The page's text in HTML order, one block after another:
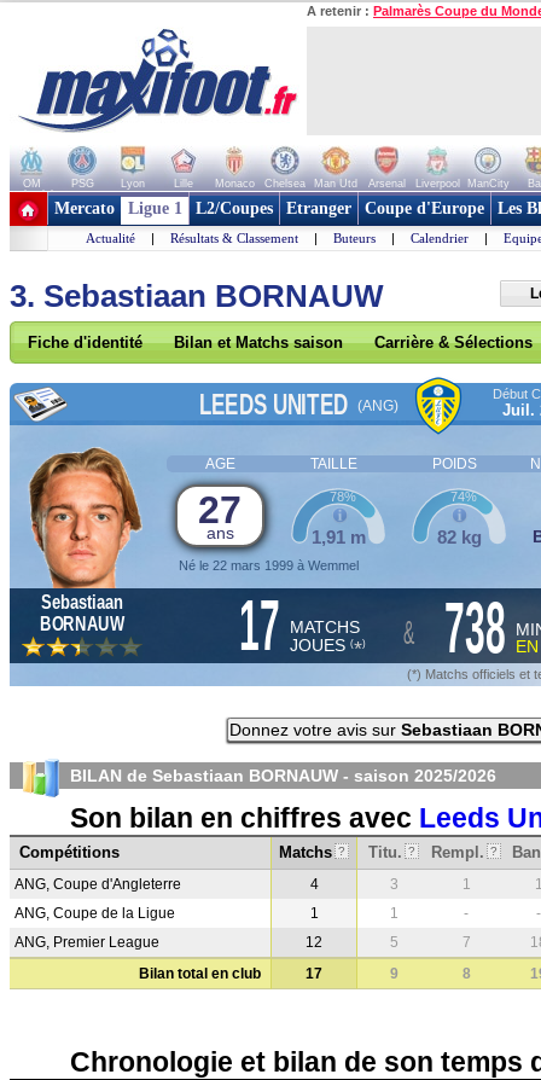
A retenir : Palmarès Coupe du
OM PSG Lyon Lille Monaco Chelsea Man Utd Arsenal Liverpool ManCity
+ de clubs
Mercato Ligue 1 L2/Coupes Etranger Coupe d'Europe Les
Actualité | Résultats & Classement | Buteurs | Calendrier |
3. Sebastiaan BORNAUW
Fiche d'identité Bilan et Matchs saison Carrière & Sélections
LEEDS UNITED (ANG)
Début
Juil.
AGE TAILLE POIDS
27
ans
Né le 22 mars 1999 à Wemmel
1,91 m
78%
82 kg
74%
Sebastiaan
BORNAUW
17 MATCHS
JOUES (*) & 738
(*) Matchs officiels et
Donnez votre avis sur Sebastiaan
BILAN de Sebastiaan BORNAUW - saison 2025/2026
Son bilan en chiffres avec Leeds
Compétitions Matchs ? Titu. ? Rempl. ?
ANG, Coupe d'Angleterre 4 3 1
ANG, Coupe de la Ligue
1 1 -
-
ANG, Premier League
12 5 7
Bilan total en club
17 9 8
Chronologie et bilan de son temps